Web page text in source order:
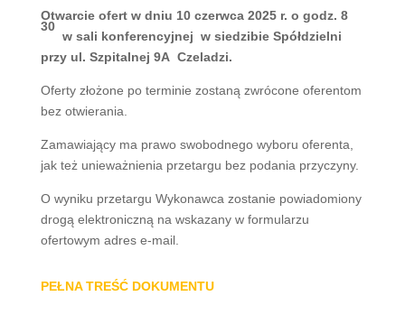
Otwarcie ofert w dniu 10 czerwca 2025 r. o godz. 8
30
w sali konferencyjnej w siedzibie Spółdzielni
przy ul. Szpitalnej 9A Czeladzi.
Oferty złożone po terminie zostaną zwrócone oferentom
bez otwierania.
Zamawiający ma prawo swobodnego wyboru oferenta,
jak też unieważnienia przetargu bez podania przyczyny.
O wyniku przetargu Wykonawca zostanie powiadomiony
drogą elektroniczną na wskazany w formularzu
ofertowym adres e-mail.
PEŁNA TREŚĆ DOKUMENTU